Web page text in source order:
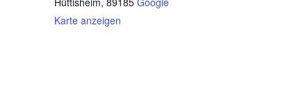
Karte anzeigen